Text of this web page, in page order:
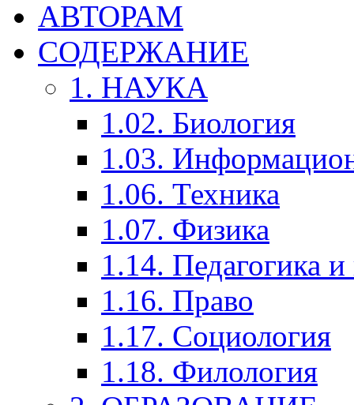
АВТОРАМ
СОДЕРЖАНИЕ
1. НАУКА
1.02. Биология
1.03.
1.06. Техника
1.07. Физика
1.14. Педагогика
1.16. Право
1.17. Социология
1.18. Филология